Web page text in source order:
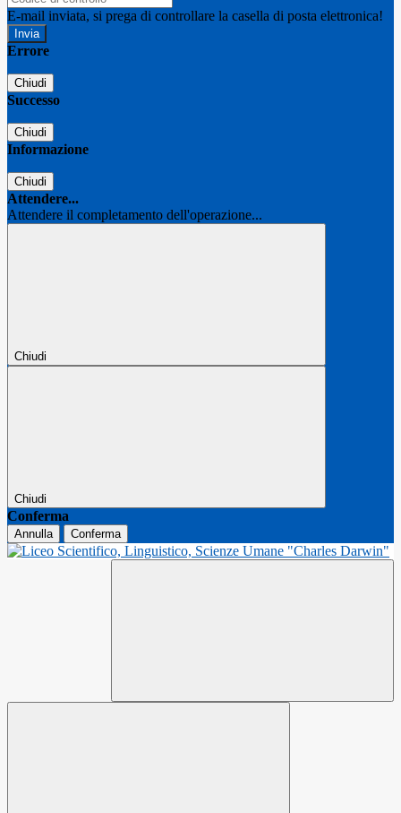
E-mail inviata, si prega di controllare la casella di posta elettronica!
Errore
Chiudi
Successo
Chiudi
Informazione
Chiudi
Attendere...
Attendere il completamento dell'operazione...
Chiudi
Chiudi
Conferma
Annulla Conferma